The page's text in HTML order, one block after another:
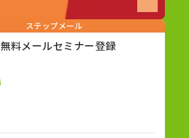
ステップメール
無料メールセミナー登録